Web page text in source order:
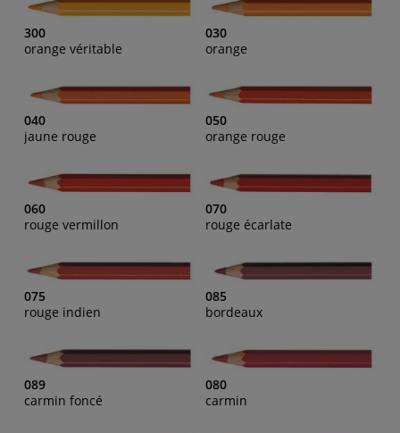
300
orange véritable
030
orange
040
jaune rouge
050
orange rouge
060
rouge vermillon
070
rouge écarlate
075
rouge indien
085
bordeaux
089
carmin foncé
080
carmin